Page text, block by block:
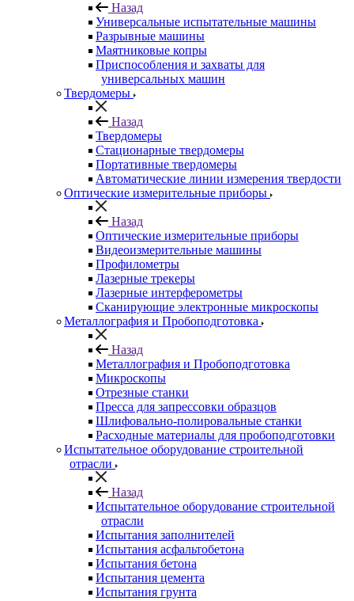
Назад
Универсальные испытательные машины
Разрывные машины
Маятниковые копры
Приспособления и захваты для
универсальных машин
Твердомеры
Назад
Твердомеры
Стационарные твердомеры
Портативные твердомеры
Автоматические линии измерения твердости
Оптические измерительные приборы
Назад
Оптические измерительные приборы
Видеоизмерительные машины
Профилометры
Лазерные трекеры
Лазерные интерферометры
Сканирующие электронные микроскопы
Металлография и Пробоподготовка
Назад
Металлография и Пробоподготовка
Микроскопы
Отрезные станки
Пресса для запрессовки образцов
Шлифовально-полировальные станки
Расходные материалы для пробоподготовки
Испытательное оборудование строительной
отрасли
Назад
Испытательное оборудование строительной
отрасли
Испытания заполнителей
Испытания асфальтобетона
Испытания бетона
Испытания цемента
Испытания грунта